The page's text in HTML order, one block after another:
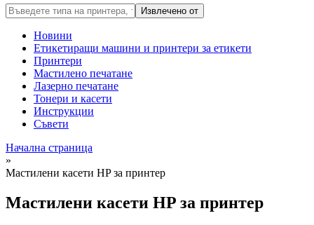
Извлечено от
Новини
Етикетиращи машини и принтери за етикети
Принтери
Мастилено печатане
Лазерно печатане
Тонери и касети
Инструкции
Съвети
Начална страница
»
Мастилени касети HP за принтер
Мастилени касети HP за принтер